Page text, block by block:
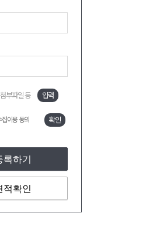
첨부파일 등 입력
이용 동의 확인
록하기
적확인